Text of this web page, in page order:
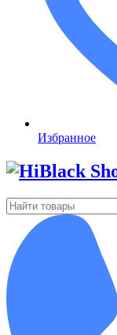
Избранное